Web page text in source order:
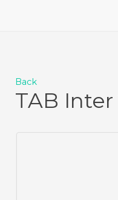
Back
TAB Inter